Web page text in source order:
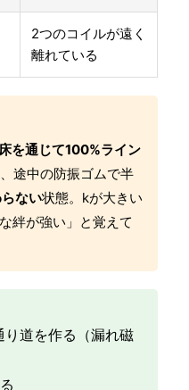
2つのコイルが遠く
離れている
床を通じて100%ライン
途中の防振ゴムで半
ない状態。kが大きい
絆が強い」と覚えて
道を作る（漏れ磁